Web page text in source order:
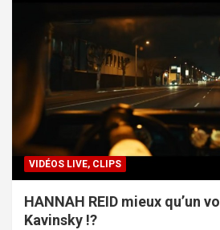
VIDÉOS LIVE, CLIPS
HANNAH REID mieux qu’un
Kavinsky !?